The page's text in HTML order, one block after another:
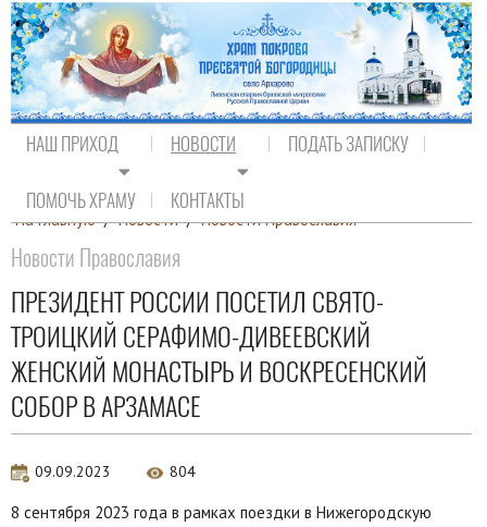
НАШ ПРИХОД НОВОСТИ ПОДАТЬ ЗАПИСКУ
ПОМОЧЬ ХРАМУ КОНТАКТЫ
На главную / Новости / Новости Православия
Новости Православия
ПРЕЗИДЕНТ РОССИИ ПОСЕТИЛ СВЯТО-
ТРОИЦКИЙ СЕРАФИМО-ДИВЕЕВСКИЙ
ЖЕНСКИЙ МОНАСТЫРЬ И ВОСКРЕСЕНСКИЙ
СОБОР В АРЗАМАСЕ
09.09.2023 804
8 сентября 2023 года в рамках поездки в Нижегородскую